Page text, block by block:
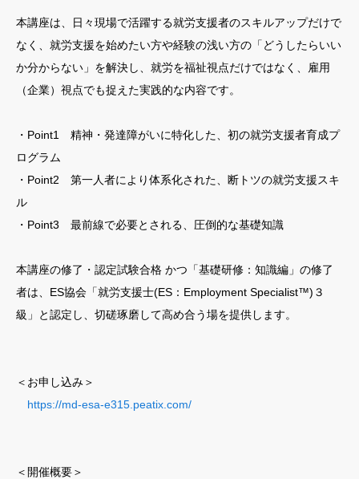
本講座は、日々現場で活躍する就労支援者のスキルアップだけで
なく、就労支援を始めたい方や経験の浅い方の「どうしたらいい
か分からない」を解決し、就労を福祉視点だけではなく、雇用
（企業）視点でも捉えた実践的な内容です。
・Point1 精神・発達障がいに特化した、初の就労支援者育成プ
ログラム
・Point2 第一人者により体系化された、断トツの就労支援スキ
ル
・Point3 最前線で必要とされる、圧倒的な基礎知識
本講座の修了・認定試験合格 かつ「基礎研修：知識編」の修了
者は、ES協会「就労支援士(ES：Employment Specialist™️)３
級」と認定し、切磋琢磨して高め合う場を提供します。
＜お申し込み＞
https://md-esa-e315.peatix.com/
＜開催概要＞